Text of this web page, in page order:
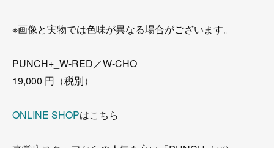
※画像と実物では色味が異なる場合がございます。
PUNCH+_W-RED／W-CHO
19,000 円（税別）
ONLINE SHOPはこちら